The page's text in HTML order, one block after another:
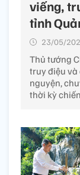
viếng,
tỉnh
23/05/
Thủ tướng
truy điệu và
nguyện,
thời kỳ